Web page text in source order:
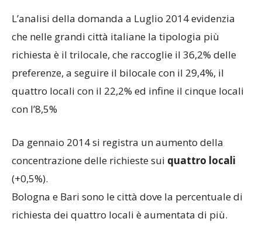
L’analisi della domanda a Luglio 2014 evidenzia
che nelle grandi città italiane la tipologia più
richiesta è il trilocale, che raccoglie il 36,2% delle
preferenze, a seguire il bilocale con il 29,4%, il
quattro locali con il 22,2% ed infine il cinque locali
con l’8,5%
Da gennaio 2014 si registra un aumento della
concentrazione delle richieste sui quattro locali
(+0,5%).
Bologna e Bari sono le città dove la percentuale di
richiesta dei quattro locali è aumentata di più.